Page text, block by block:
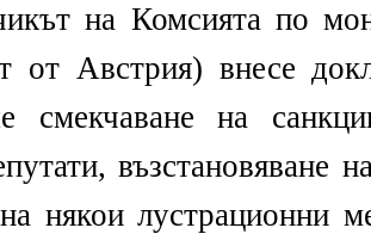
на Комсията по
от Австрия) внесе
смекчаване на
възстановяване
на някои лустрационни